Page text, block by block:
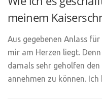
meinem
Aus gegebenen Anlass
mir am Herzen liegt.
damals sehr geholfen
annehmen zu können.